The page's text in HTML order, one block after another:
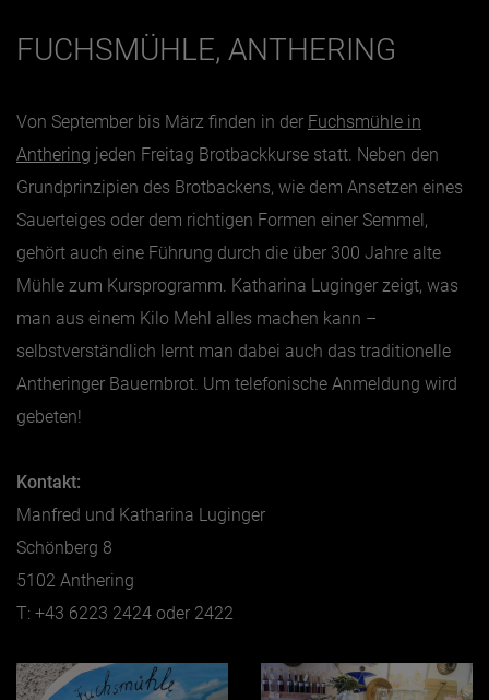
FUCHSMÜHLE, ANTHERING
Von September bis März finden in der Fuchsmühle in
Anthering jeden Freitag Brotbackkurse statt. Neben den
Grundprinzipien des Brotbackens, wie dem Ansetzen eines
Sauerteiges oder dem richtigen Formen einer Semmel,
gehört auch eine Führung durch die über 300 Jahre alte
Mühle zum Kursprogramm. Katharina Luginger zeigt, was
man aus einem Kilo Mehl alles machen kann –
selbstverständlich lernt man dabei auch das traditionelle
Antheringer Bauernbrot. Um telefonische Anmeldung wird
gebeten!
Kontakt:
Manfred und Katharina Luginger
Schönberg 8
5102 Anthering
T: +43 6223 2424 oder 2422